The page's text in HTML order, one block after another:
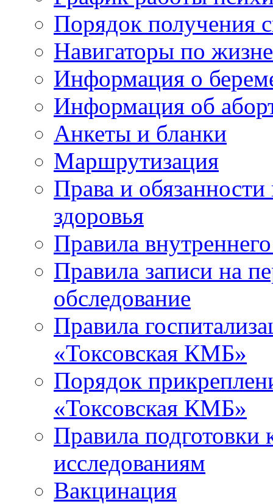
Порядок получения
Навигаторы по
Информация о
Информация об
Анкеты и бланки
Маршрутизация
Права и
здоровья
Правила
Правила записи на
обследование
Правила
«Токсовская КМБ»
Порядок
«Токсовская КМБ»
Правила подготовки
исследованиям
Вакцинация